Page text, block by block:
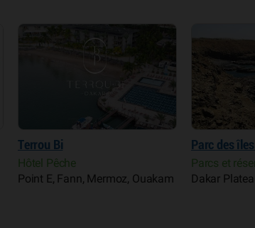
Terrou Bi
Hôtel Pêche
Point E, Fann, Mermoz, Ouakam
Parc des
Parcs et
Dakar